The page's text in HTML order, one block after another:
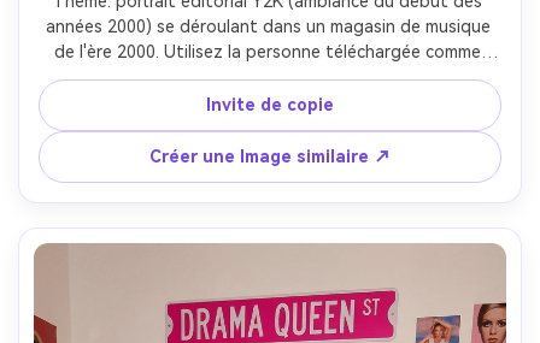
années 2000) se déroulant dans un magasin de musique
de l'ère 2000. Utilisez la personne téléchargée comme
sujet principal et préservez la ressemblance du visage, le
ton de peau et la coiffure. Photoréaliste, haute
résolution, vertical 9:16. Style et composition: portrait de
mode 3/4 ou corps complet, sujet centré, pose confiante
avec un léger pop de hanche et silhouette en S. Arrière-
plan devient une boutique de disques/CD du début des
années 2000: de grandes étagères remplies de boîtiers à
lueur de la signalisation "musique" au néon, un peu
encombrée mais esthétique. Une faible profondeur de
Invite de copie
Créer une Image similaire ↗